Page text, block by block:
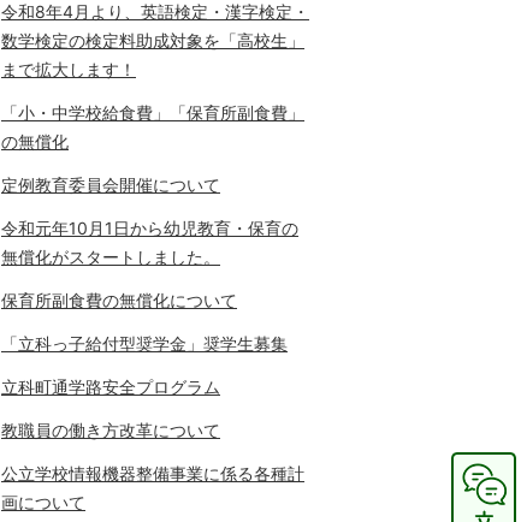
令和8年4月より、英語検定・漢字検定・
数学検定の検定料助成対象を「高校生」
まで拡大します！
「小・中学校給食費」「保育所副食費」
の無償化
定例教育委員会開催について
令和元年10月1日から幼児教育・保育の
無償化がスタートしました。
保育所副食費の無償化について
「立科っ子給付型奨学金」奨学生募集
立科町通学路安全プログラム
教職員の働き方改革について
公立学校情報機器整備事業に係る各種計
画について